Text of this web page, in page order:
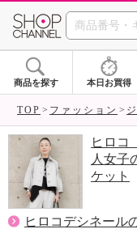
商品を探す 本日お買得
TOP ファッション
ヒロコ
人女子
ケット
ヒロコデシネール